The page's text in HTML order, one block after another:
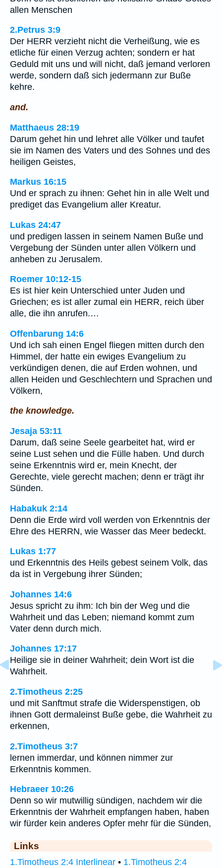
allen Menschen
2.Petrus 3:9
Der HERR verzieht nicht die Verheißung, wie es
etliche für einen Verzug achten; sondern er hat
Geduld mit uns und will nicht, daß jemand verloren
werde, sondern daß sich jedermann zur Buße
kehre.
and.
Matthaeus 28:19
Darum gehet hin und lehret alle Völker und taufet
sie im Namen des Vaters und des Sohnes und des
heiligen Geistes,
Markus 16:15
Und er sprach zu ihnen: Gehet hin in alle Welt und
prediget das Evangelium aller Kreatur.
Lukas 24:47
und predigen lassen in seinem Namen Buße und
Vergebung der Sünden unter allen Völkern und
anheben zu Jerusalem.
Roemer 10:12-15
Es ist hier kein Unterschied unter Juden und
Griechen; es ist aller zumal ein HERR, reich über
alle, die ihn anrufen.…
Offenbarung 14:6
Und ich sah einen Engel fliegen mitten durch den
Himmel, der hatte ein ewiges Evangelium zu
verkündigen denen, die auf Erden wohnen, und
allen Heiden und Geschlechtern und Sprachen und
Völkern,
the knowledge.
Jesaja 53:11
Darum, daß seine Seele gearbeitet hat, wird er
seine Lust sehen und die Fülle haben. Und durch
seine Erkenntnis wird er, mein Knecht, der
Gerechte, viele gerecht machen; denn er trägt ihr
Sünden.
Habakuk 2:14
Denn die Erde wird voll werden von Erkenntnis der
Ehre des HERRN, wie Wasser das Meer bedeckt.
Lukas 1:77
und Erkenntnis des Heils gebest seinem Volk, das
da ist in Vergebung ihrer Sünden;
Johannes 14:6
Jesus spricht zu ihm: Ich bin der Weg und die
Wahrheit und das Leben; niemand kommt zum
Vater denn durch mich.
Johannes 17:17
Heilige sie in deiner Wahrheit; dein Wort ist die
Wahrheit.
2.Timotheus 2:25
und mit Sanftmut strafe die Widerspenstigen, ob
ihnen Gott dermaleinst Buße gebe, die Wahrheit zu
erkennen,
2.Timotheus 3:7
lernen immerdar, und können nimmer zur
Erkenntnis kommen.
Hebraeer 10:26
Denn so wir mutwillig sündigen, nachdem wir die
Erkenntnis der Wahrheit empfangen haben, haben
wir fürder kein anderes Opfer mehr für die Sünden,
Links
1.Timotheus 2:4 Interlinear • 1.Timotheus 2:4